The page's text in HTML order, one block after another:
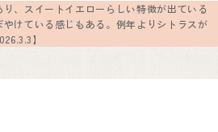
り、スイートイエローらしい特徴が出ている
けている感じもある。例年よりシトラスが
】